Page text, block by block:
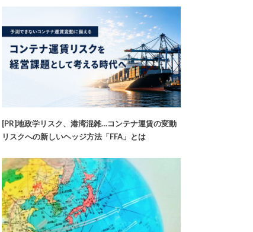
[PR]地政学リスク、港湾混雑…コンテナ運賃の変動
リスクへの新しいヘッジ方法「FFA」とは